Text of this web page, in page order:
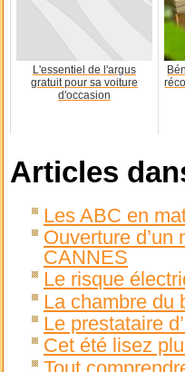
L'essentiel de l'argus
gratuit pour sa voiture
d'occasion
Articles
Les ABC en
Ouverture
CANNES
Le risque
La chambre du
Le prestataire
Cet été lisez